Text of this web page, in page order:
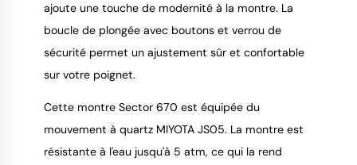
ajoute une touche de modernité à la montre. La
boucle de plongée avec boutons et verrou de
sécurité permet un ajustement sûr et confortable
sur votre poignet.
Cette montre Sector 670 est équipée du
mouvement à quartz MIYOTA JS05. La montre est
résistante à l'eau jusqu'à 5 atm, ce qui la rend